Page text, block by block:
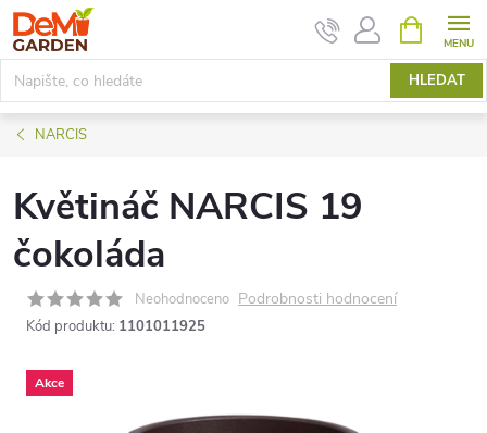
Přejít
na
obsah
HLEDAT
NÁKUPNÍ
KOŠÍK
NARCIS
Květináč NARCIS 19
čokoláda
Neohodnoceno Podrobnosti hodnocení
Kód produktu: 1101011925
Akce